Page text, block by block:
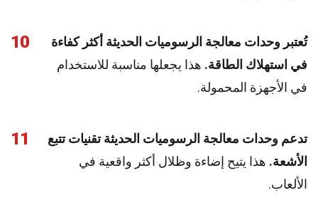
10
تُعتبر وحدات معالجة الرسوميات الحديثة أكثر كفاءة
في استهلاك الطاقة. هذا يجعلها مناسبة للاستخدام
في الأجهزة المحمولة.
11
تدعم وحدات معالجة الرسوميات الحديثة تقنيات تتبع
الأشعة. هذا يتيح إضاءة وظلال أكثر واقعية في
الألعاب.